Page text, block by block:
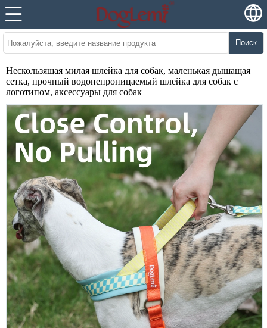
Поиск
Нескользящая милая шлейка для собак, маленькая дышащая
сетка, прочный водонепроницаемый шлейка для собак с
логотипом, аксессуары для собак